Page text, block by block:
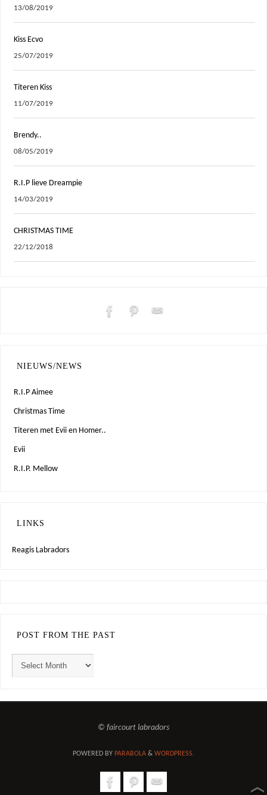
13/08/2019
Kiss Ecvo
25/07/2019
Titeren Kiss
11/07/2019
Brendy..
08/05/2019
R.I.P lieve Dreampie
14/03/2019
CHRISTMAS TIME
22/12/2018
NIEUWS/NEWS
R.I.P Aimee
Christmas Time
Titeren met Evii en Homer..
Evii
R.I.P. Mellow
LINKS
Reagis Labradors
POST FROM THE PAST
© faircourt labradors
POWERED BY PARABOLA & WORDPRESS.